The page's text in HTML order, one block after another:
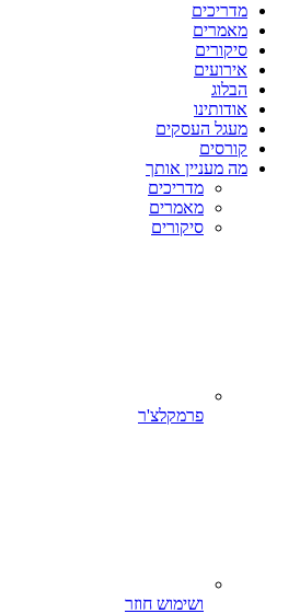
מדריכים
מאמרים
סיקורים
אירועים
הבלוג
אודותינו
מעגל העסקים
קורסים
מה מעניין אותך
מדריכים
מאמרים
סיקורים
פרמקלצ'ר
ושימוש חוזר